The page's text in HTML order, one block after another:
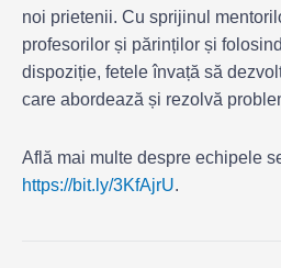
noi prietenii. Cu sprijinul
profesorilor și părinților și
dispoziție, fetele învață să
care abordează și rezolvă
Află mai multe despre echipele
https://bit.ly/3KfAjrU.